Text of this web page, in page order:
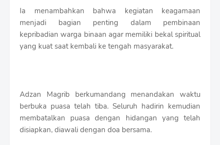
Ia menambahkan bahwa kegiatan keagamaan
menjadi bagian penting dalam pembinaan
kepribadian warga binaan agar memiliki bekal spiritual
yang kuat saat kembali ke tengah masyarakat.
Adzan Magrib berkumandang menandakan waktu
berbuka puasa telah tiba. Seluruh hadirin kemudian
membatalkan puasa dengan hidangan yang telah
disiapkan, diawali dengan doa bersama.